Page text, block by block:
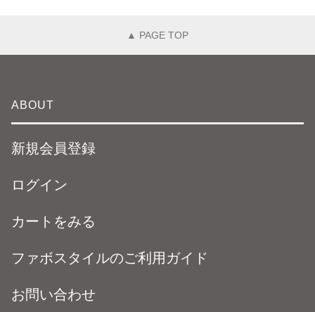
▲ PAGE TOP
ABOUT
新規会員登録
ログイン
カートをみる
ファボスタイルのご利用ガイド
お問い合わせ